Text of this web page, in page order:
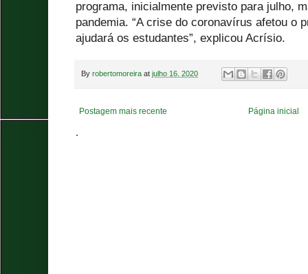
programa, inicialmente previsto para julho,
pandemia. “A crise do coronavírus afetou o
ajudará os estudantes”, explicou Acrísio.
By robertomoreira at julho 16, 2020
Postagem mais recente Página inicial
.